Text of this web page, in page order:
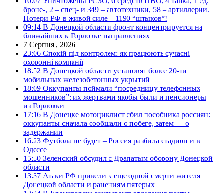
броне-, 2 – спец- и 349 – автотехники, 58 – артиллерии.
Потери РФ в живой силе – 1190 “штыков”!
09:14 В Донецкой области фронт концентрируется на
ближайших к Горловке направлениях
7 Серпня , 2026
23:06 Спокій під контролем: як працюють сучасні
охоронні компанії
18:52 В Донецкой области установят более 20-ти
мобильных железобетонных укрытий
18:09 Оккупанты поймали “посредницу телефонных
мошенников”: их жертвами якобы были и пенсионеры
из Горловки
17:16 В Донецке мотоциклист сбил пособника россиян:
оккупанты сначала сообщали о побеге, затем — о
задержании
16:23 Футбола не будет – Россия разбила стадион и в
Одессе
15:30 Зеленский обсудил с Драпатым оборону Донецкой
области
13:37 Атаки РФ привели к еще одной смерти жителя
Донецкой области и ранениям пятерых